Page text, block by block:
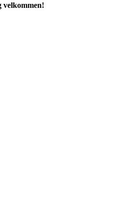
velkommen!